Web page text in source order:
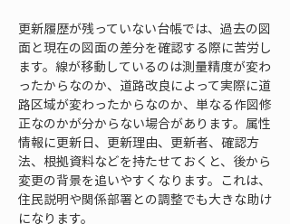
更新履歴が残っていない台帳では、過去の図
面と現在の図面の差分を確認する際に苦労し
ます。線が移動しているのは測量精度が変わ
ったからなのか、道路改良によって実際に道
路区域が変わったからなのか、単なる作図修
正なのかが分からない場合があります。属性
情報に更新日、更新理由、更新者、確認方
法、根拠資料などを持たせておくと、後から
変更の背景を追いやすくなります。これは、
住民説明や関係部署との調整でも大きな助け
になります。